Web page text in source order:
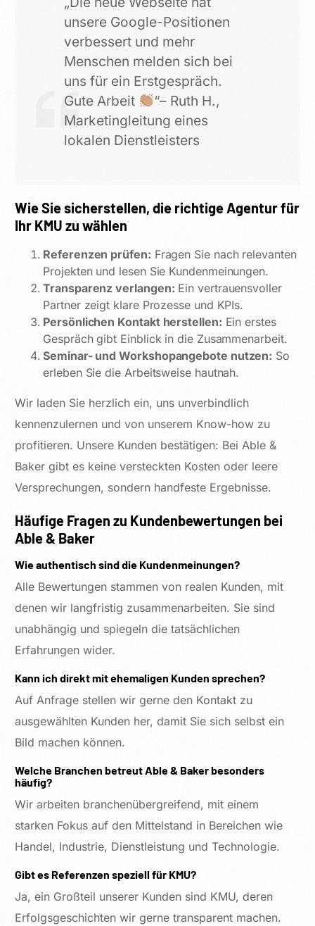
unsere Google-Positionen
verbessert und mehr
Menschen melden sich bei
uns für ein Erstgespräch.
Gute Arbeit
“– Ruth H.,
Marketingleitung eines
lokalen Dienstleisters
Wie Sie sicherstellen, die richtige Agentur für
Ihr KMU zu wählen
Referenzen prüfen: Fragen Sie nach relevanten
Projekten und lesen Sie Kundenmeinungen.
Transparenz verlangen: Ein vertrauensvoller
Partner zeigt klare Prozesse und KPIs.
Persönlichen Kontakt herstellen: Ein erstes
Gespräch gibt Einblick in die Zusammenarbeit.
Seminar- und Workshopangebote nutzen: So
erleben Sie die Arbeitsweise hautnah.
Wir laden Sie herzlich ein, uns unverbindlich
kennenzulernen und von unserem Know-how zu
profitieren. Unsere Kunden bestätigen: Bei Able &
Baker gibt es keine versteckten Kosten oder leere
Versprechungen, sondern handfeste Ergebnisse.
Häufige Fragen zu Kundenbewertungen bei
Able & Baker
Wie authentisch sind die Kundenmeinungen?
Alle Bewertungen stammen von realen Kunden, mit
denen wir langfristig zusammenarbeiten. Sie sind
unabhängig und spiegeln die tatsächlichen
Erfahrungen wider.
Kann ich direkt mit ehemaligen Kunden sprechen?
Auf Anfrage stellen wir gerne den Kontakt zu
ausgewählten Kunden her, damit Sie sich selbst ein
Bild machen können.
Welche Branchen betreut Able & Baker besonders
häufig?
Wir arbeiten branchenübergreifend, mit einem
starken Fokus auf den Mittelstand in Bereichen wie
Handel, Industrie, Dienstleistung und Technologie.
Gibt es Referenzen speziell für KMU?
Ja, ein Großteil unserer Kunden sind KMU, deren
Erfolgsgeschichten wir gerne transparent machen.